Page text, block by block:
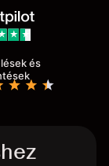
és